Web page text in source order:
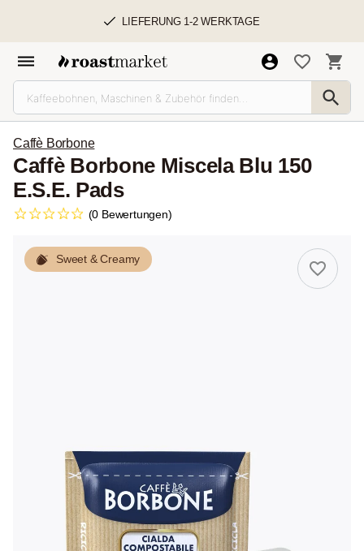
LIEFERUNG 1-2 WERKTAGE
Caffè Borbone
Caffè Borbone Miscela Blu 150
E.S.E. Pads
(0 Bewertungen)
Sweet & Creamy